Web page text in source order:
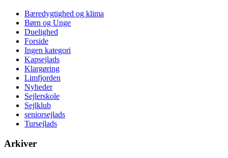
Bæredygtighed og klima
Børn og Unge
Duelighed
Forside
Ingen kategori
Kapsejlads
Klargøring
Limfjorden
Nyheder
Sejlerskole
Sejlklub
seniorsejlads
Tursejlads
Arkiver